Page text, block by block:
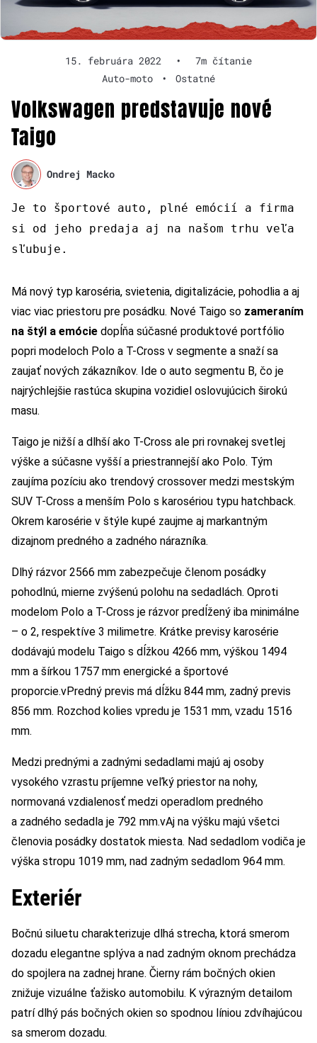
15. februára 2022 •
7m čítanie
Auto-moto
• Ostatné
Volkswagen predstavuje nové
Taigo
Ondrej Macko
Je to športové auto, plné emócií a firma
si od jeho predaja aj na našom trhu veľa
sľubuje.
Má nový typ karoséria, svietenia, digitalizácie, pohodlia a aj
viac viac priestoru pre posádku. Nové Taigo so zameraním
na štýl a emócie dopĺňa súčasné produktové portfólio
popri modeloch Polo a T-Cross v segmente a snaží sa
zaujať nových zákazníkov. Ide o auto segmentu B, čo je
najrýchlejšie rastúca skupina vozidiel oslovujúcich širokú
masu.
Taigo je nižší a dlhší ako T-Cross ale pri rovnakej svetlej
výške a súčasne vyšší a priestrannejší ako Polo. Tým
zaujíma pozíciu ako trendový crossover medzi mestským
SUV T-Cross a menším Polo s karosériou typu hatchback.
Okrem karosérie v štýle kupé zaujme aj markantným
dizajnom predného a zadného nárazníka.
Dlhý rázvor 2566 mm zabezpečuje členom posádky
pohodlnú, mierne zvýšenú polohu na sedadlách. Oproti
modelom Polo a T-Cross je rázvor predĺžený iba minimálne
– o 2, respektíve 3 milimetre. Krátke previsy karosérie
dodávajú modelu Taigo s dĺžkou 4266 mm, výškou 1494
mm a šírkou 1757 mm energické a športové
proporcie.vPredný previs má dĺžku 844 mm, zadný previs
856 mm. Rozchod kolies vpredu je 1531 mm, vzadu 1516
mm.
Medzi prednými a zadnými sedadlami majú aj osoby
vysokého vzrastu príjemne veľký priestor na nohy,
normovaná vzdialenosť medzi operadlom predného
a zadného sedadla je 792 mm.vAj na výšku majú všetci
členovia posádky dostatok miesta. Nad sedadlom vodiča je
výška stropu 1019 mm, nad zadným sedadlom 964 mm.
Exteriér
Bočnú siluetu charakterizuje dlhá strecha, ktorá smerom
dozadu elegantne splýva a nad zadným oknom prechádza
do spojlera na zadnej hrane. Čierny rám bočných okien
znižuje vizuálne ťažisko automobilu. K výrazným detailom
patrí dlhý pás bočných okien so spodnou líniou zdvíhajúcou
sa smerom dozadu.